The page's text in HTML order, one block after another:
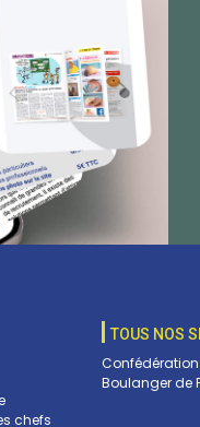
chefs
TOUS NOS
Boulanger de